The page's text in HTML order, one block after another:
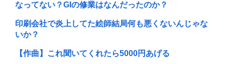
なってない？GIの修業はなんだったのか？
印刷会社で炎上してた絵師結局何も悪くないんじゃな
いか？
【作曲】これ聞いてくれたら5000円あげる